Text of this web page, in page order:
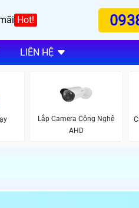
Hot!
LIÊN HỆ
Lắp Camera Công Nghệ
AHD